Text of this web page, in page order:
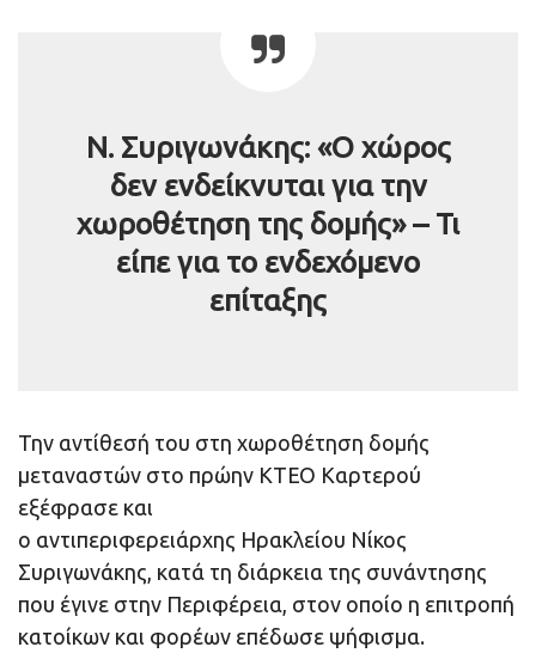
Ν. Συριγωνάκης: «Ο χώρος
δεν ενδείκνυται για την
χωροθέτηση της δομής» – Τι
είπε για το ενδεχόμενο
επίταξης
Την αντίθεσή του στη χωροθέτηση δομής
μεταναστών στο πρώην ΚΤΕΟ Καρτερού
εξέφρασε και
ο αντιπεριφερειάρχης Ηρακλείου Νίκος
Συριγωνάκης, κατά τη διάρκεια της συνάντησης
που έγινε στην Περιφέρεια, στον οποίο η επιτροπή
κατοίκων και φορέων επέδωσε ψήφισμα.